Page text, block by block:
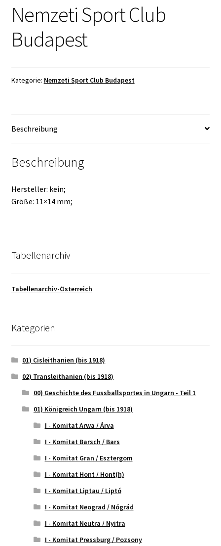
Nemzeti Sport Club
Budapest
Kategorie: Nemzeti Sport Club Budapest
Beschreibung
Beschreibung
Hersteller: kein;
Größe: 11×14 mm;
Tabellenarchiv
Tabellenarchiv-Österreich
Kategorien
01) Cisleithanien (bis 1918)
02) Transleithanien (bis 1918)
00) Geschichte des Fussballsportes in Ungarn - Teil 1
01) Königreich Ungarn (bis 1918)
I - Komitat Arwa / Árva
I - Komitat Barsch / Bars
I - Komitat Gran / Esztergom
I - Komitat Hont / Hont(h)
I - Komitat Liptau / Liptó
I - Komitat Neograd / Nógrád
I - Komitat Neutra / Nyitra
I - Komitat Pressburg / Pozsony